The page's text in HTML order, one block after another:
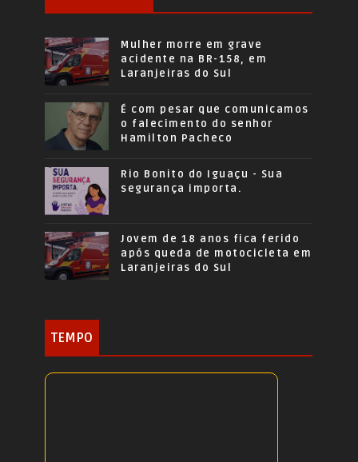
Mulher morre em grave
acidente na BR-158, em
Laranjeiras do Sul
É com pesar que comunicamos
o falecimento do senhor
Hamilton Pacheco
Rio Bonito do Iguaçu - Sua
segurança importa.
Jovem de 18 anos fica ferido
após queda de motocicleta em
Laranjeiras do Sul
TEMPO